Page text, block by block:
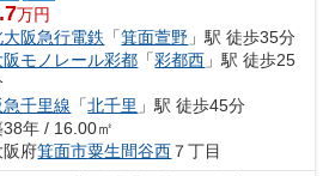
万円
大阪急行電鉄 「箕面萱野 」駅 徒歩35分
阪モノレール彩都 「彩都西 」駅 徒歩25
急千里線 「北千里 」駅 徒歩45分
38年 / 16.00㎡
阪府箕面市粟生間谷西 ７丁目